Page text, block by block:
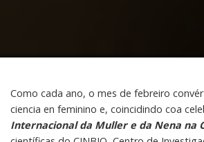
Como cada ano, o mes de febreiro
ciencia en feminino e, coincidindo coa
Internacional da Muller e da Nena na